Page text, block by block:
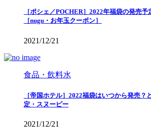
［ポシェ／POCHER］2022年福袋の発売
［nugu・お年玉クーポン］
2021/12/21
食品・飲料水
［帝国ホテル］2022福袋はいつから発売
定・スヌーピー
2021/12/21